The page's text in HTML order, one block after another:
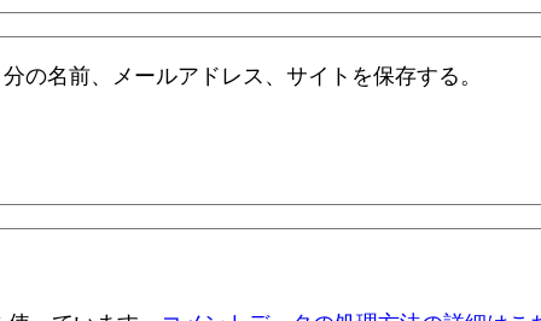
の名前、メールアドレス、サイトを保存する。